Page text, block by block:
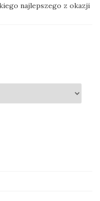
najlepszego z okazji